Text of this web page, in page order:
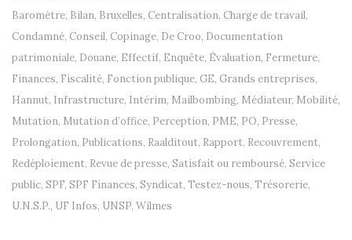
Baromètre, Bilan, Bruxelles, Centralisation, Charge de travail,
Condamné, Conseil, Copinage, De Croo, Documentation
patrimoniale, Douane, Effectif, Enquête, Évaluation, Fermeture,
Finances, Fiscalité, Fonction publique, GE, Grands entreprises,
Hannut, Infrastructure, Intérim, Mailbombing, Médiateur, Mobilité,
Mutation, Mutation d’office, Perception, PME, PO, Presse,
Prolongation, Publications, Raalditout, Rapport, Recouvrement,
Redéploiement, Revue de presse, Satisfait ou remboursé, Service
public, SPF, SPF Finances, Syndicat, Testez-nous, Trésorerie,
U.N.S.P., UF Infos, UNSP, Wilmes